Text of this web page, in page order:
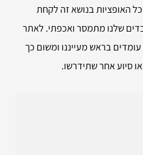
האופציות בנושא זה לקחת
שלנו מתמסר ואכפתי. לאתר
בראש מעייננו ומשום כך
סיוע אחר שתידרשו.